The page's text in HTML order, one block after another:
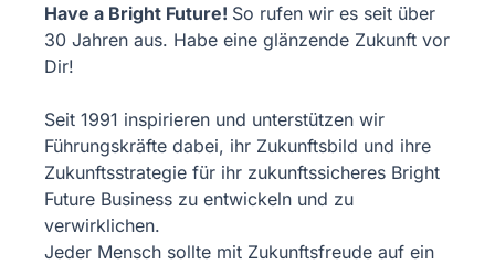
Have a Bright Future! So rufen wir es seit über
30 Jahren aus. Habe eine glänzende Zukunft vor
Dir!
Seit 1991 inspirieren und unterstützen wir
Führungskräfte dabei, ihr Zukunftsbild und ihre
Zukunftsstrategie für ihr zukunftssicheres Bright
Future Business zu entwickeln und zu
verwirklichen.
Jeder Mensch sollte mit Zukunftsfreude auf ein